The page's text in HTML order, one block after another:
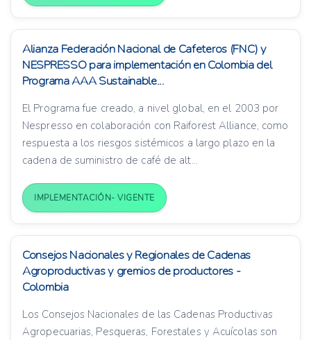
Alianza Federación Nacional de Cafeteros (FNC) y
NESPRESSO para implementación en Colombia del
Programa AAA Sustainable...
El Programa fue creado, a nivel global, en el 2003 por
Nespresso en colaboración con Raiforest Alliance, como
respuesta a los riesgos sistémicos a largo plazo en la
cadena de suministro de café de alt...
IMPLEMENTACIÓN- VIGENTE
Consejos Nacionales y Regionales de Cadenas
Agroproductivas y gremios de productores -
Colombia
Los Consejos Nacionales de las Cadenas Productivas
Agropecuarias, Pesqueras, Forestales y Acuícolas son